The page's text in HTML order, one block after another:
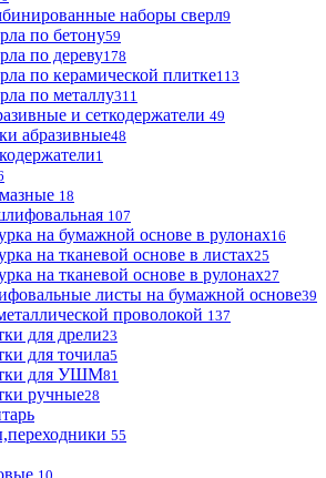
наборы сверл9
по бетону59
по дереву178
по керамической плитке113
по металлу311
и сеткодержатели 49
абразивные48
1
18
107
на бумажной основе в рулонах16
на тканевой основе в листах25
на тканевой основе в рулонах27
листы на бумажной основе39
проволокой 137
для дрели23
для точила5
для УШМ81
ручные28
55